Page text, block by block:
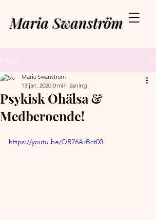
Maria Swanström
Psykisk Ohälsa &
Medberoende!
Maria Swanström
13 jan. 2020 0 min läsning
https://youtu.be/QB76ArBct00